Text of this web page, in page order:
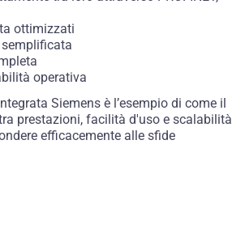
ottimizzati
operativa
Siemens è l’esempio di come il
prestazioni, facilità d'uso e scalabilità
efficacemente alle sfide